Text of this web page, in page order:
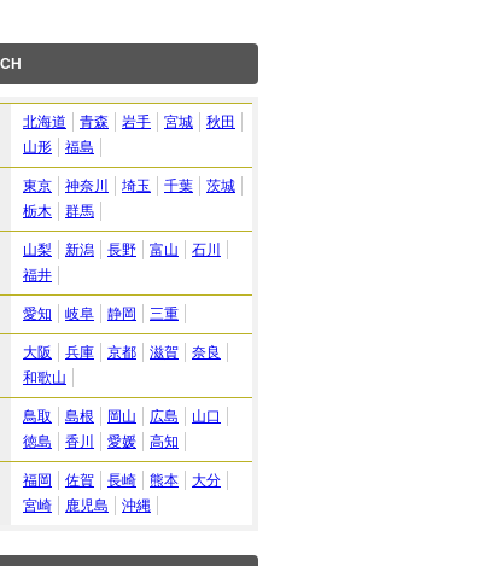
北海道 青森 岩手 宮城
秋田
山形
福島
東京 神奈川 埼玉 千葉
茨城
栃木
群馬
山梨 新潟 長野 富山
石川
福井
愛知 岐阜 静岡 三重
大阪 兵庫 京都 滋賀
奈良
和歌山
鳥取 島根 岡山 広島
山口
徳島
香川 愛媛 高知
福岡 佐賀 長崎 熊本
大分
宮崎
鹿児島 沖縄